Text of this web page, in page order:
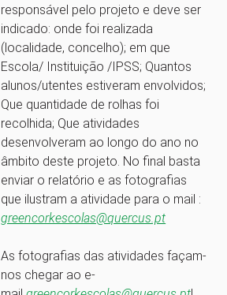
responsável pelo projeto e deve ser
indicado: onde foi realizada
(localidade, concelho); em que
Escola/ Instituição /IPSS; Quantos
alunos/utentes estiveram envolvidos;
Que quantidade de rolhas foi
recolhida; Que atividades
desenvolveram ao longo do ano no
âmbito deste projeto. No final basta
enviar o relatório e as fotografias
que ilustram a atividade para o mail :
greencorkescolas@quercus.pt
As fotografias das atividades façam-
nos chegar ao e-